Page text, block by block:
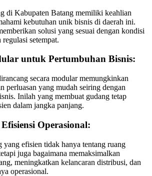
di Kabupaten Batang memiliki keahlian
kebutuhan unik bisnis di daerah ini.
solusi yang sesuai dengan kondisi
setempat.
untuk Pertumbuhan Bisnis:
secara modular memungkinkan
perluasan yang mudah seiring dengan
Inilah yang membuat gudang tetap
dalam jangka panjang.
Operasional:
yang efisien tidak hanya tentang ruang
juga bagaimana memaksimalkan
meningkatkan kelancaran distribusi, dan
operasional.